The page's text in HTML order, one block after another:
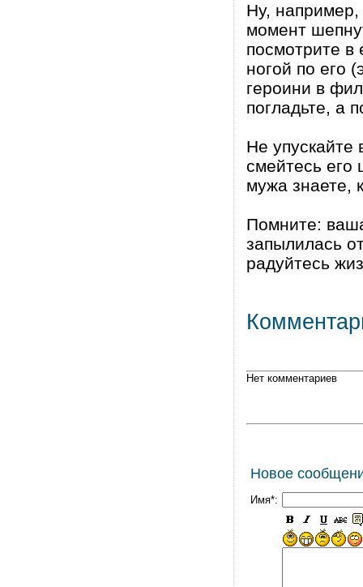
Ну, например,
момент
посмотрите в
ногой по его
героини в
погладьте, а
Не упускайте
смейтесь его
мужа знаете,
Помните:
запылилась
радуйтесь
Нет комментариев
Новое
Имя*: